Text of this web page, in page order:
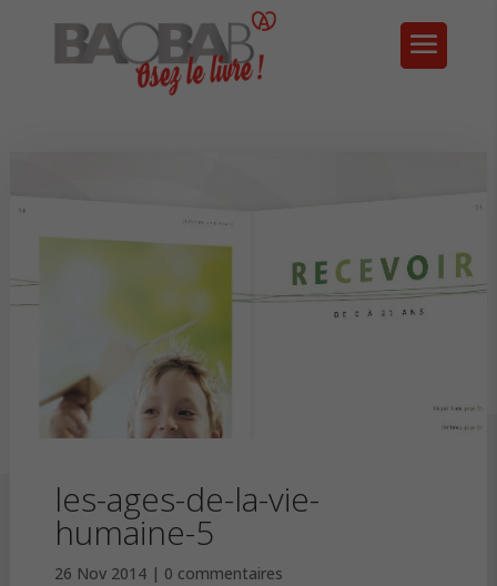
les-ages-de-la-vie-
humaine-5
26 Nov 2014 0 commentaires